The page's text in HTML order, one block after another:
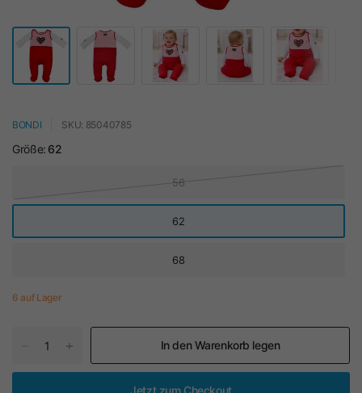
BONDI SKU: 85040785
Größe: 62
56
62
68
6 auf Lager
In den Warenkorb legen
Jetzt zum Checkout